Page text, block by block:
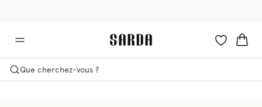
Que cherchez-vous ?